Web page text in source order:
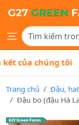
của chúng tôi
Trang chủ
Đậu,
Đậu bo (đậu Hà